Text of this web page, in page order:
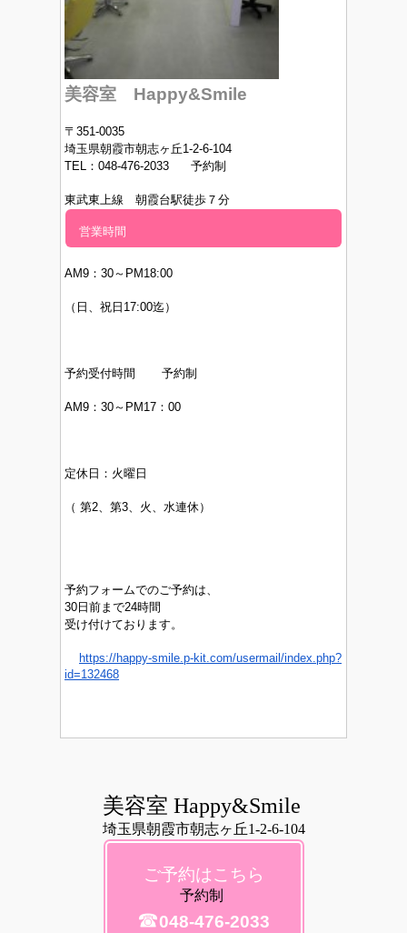
美容室 Happy&Smile
〒351-0035
埼玉県朝霞市朝志ヶ丘1-2-6-104
TEL：048-476-2033 予約制
東武東上線 朝霞台駅徒歩７分
営業時間
AM9：30～PM18:00
（日、祝日17:00迄）
予約受付時間 予約制
AM9：30～PM17：00
定休日： 火曜日
（ 第2、第3、火、水連休）
予約フォームでのご予約は、
30日前まで24時間
受け付けております。
https://happy-smile.p-kit.com/usermail/index.php?
id=132468
美容室 Happy&Smile
埼玉県朝霞市朝志ヶ丘1-2-6-104
ご予約はこちら
予約制
☎048-476-2033